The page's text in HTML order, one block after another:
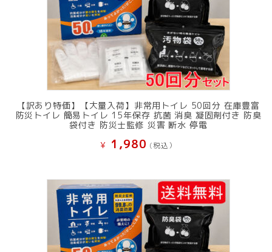
【訳あり特価】【大量入荷】非常用トイレ 50回分 在庫豊富
防災トイレ 簡易トイレ 15年保存 抗菌 消臭 凝固剤付き 防臭
袋付き 防災士監修 災害 断水 停電
¥ 1,980 (税込）